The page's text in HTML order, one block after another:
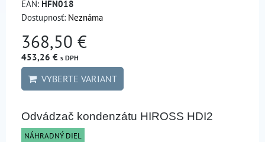
EAN: HFN018
Dostupnosť: Neznáma
368,50 €
453,26 € s DPH
VYBERTE VARIANT
Odvádzač kondenzátu HIROSS HDI2
NÁHRADNÝ DIEL